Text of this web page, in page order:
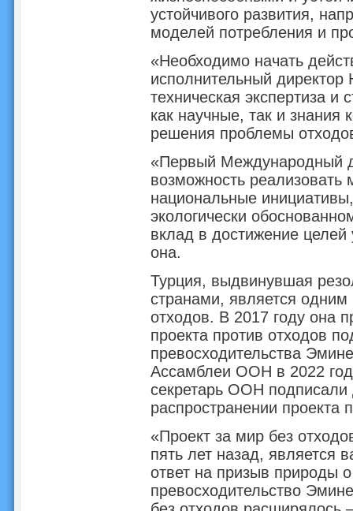
устойчивого развития,
моделей потребления и
«Необходимо начать
исполнительный
техническая экспертиза
как научные, так и
решения проблемы
«Первый Международный
возможность реализовать
национальные
экологически
вклад в достижение целей
она.
Турция, выдвинувшая
странами, является
отходов. В 2017 году она
проекта против отходов
превосходительства
Ассамблеи ООН в 2022
секретарь ООН подписали
распространении проекта
«Проект за мир без
пять лет назад, является
ответ на призыв природы
превосходительство